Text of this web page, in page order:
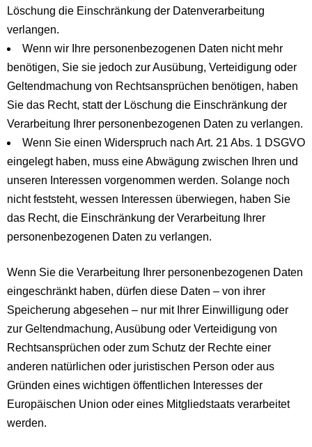
Löschung die Einschränkung der Datenverarbeitung
verlangen.
Wenn wir Ihre personenbezogenen Daten nicht mehr
benötigen, Sie sie jedoch zur Ausübung, Verteidigung oder
Geltendmachung von Rechtsansprüchen benötigen, haben
Sie das Recht, statt der Löschung die Einschränkung der
Verarbeitung Ihrer personenbezogenen Daten zu verlangen.
Wenn Sie einen Widerspruch nach Art. 21 Abs. 1 DSGVO
eingelegt haben, muss eine Abwägung zwischen Ihren und
unseren Interessen vorgenommen werden. Solange noch
nicht feststeht, wessen Interessen überwiegen, haben Sie
das Recht, die Einschränkung der Verarbeitung Ihrer
personenbezogenen Daten zu verlangen.
Wenn Sie die Verarbeitung Ihrer personenbezogenen Daten
eingeschränkt haben, dürfen diese Daten – von ihrer
Speicherung abgesehen – nur mit Ihrer Einwilligung oder
zur Geltendmachung, Ausübung oder Verteidigung von
Rechtsansprüchen oder zum Schutz der Rechte einer
anderen natürlichen oder juristischen Person oder aus
Gründen eines wichtigen öffentlichen Interesses der
Europäischen Union oder eines Mitgliedstaats verarbeitet
werden.